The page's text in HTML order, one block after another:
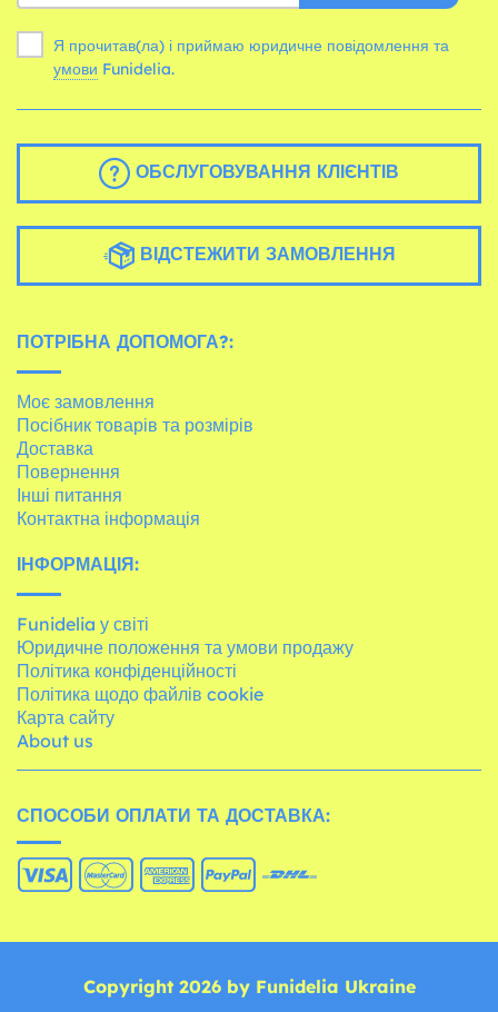
Я прочитав(ла) і приймаю юридичне повідомлення та
умови Funidelia.
ОБСЛУГОВУВАННЯ КЛІЄНТІВ
ВІДСТЕЖИТИ ЗАМОВЛЕННЯ
ПОТРІБНА ДОПОМОГА?:
Моє замовлення
Посібник товарів та розмірів
Доставка
Повернення
Інші питання
Контактна інформація
ІНФОРМАЦІЯ:
Funidelia у світі
Юридичне положення та умови продажу
Політика конфіденційності
Політика щодо файлів cookie
Карта сайту
About us
СПОСОБИ ОПЛАТИ ТА ДОСТАВКА:
Copyright 2026 by Funidelia Ukraine